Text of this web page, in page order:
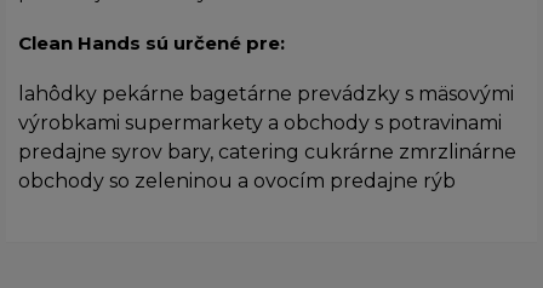
Clean Hands sú určené pre:
lahôdky pekárne bagetárne prevádzky s mäsovými
výrobkami supermarkety a obchody s potravinami
predajne syrov bary, catering cukrárne zmrzlinárne
obchody so zeleninou a ovocím predajne rýb